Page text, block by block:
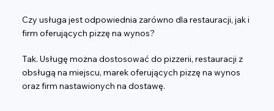
Czy usługa jest odpowiednia zarówno dla restauracji, jak i
firm oferujących pizzę na wynos?
Tak. Usługę można dostosować do pizzerii, restauracji z
obsługą na miejscu, marek oferujących pizzę na wynos
oraz firm nastawionych na dostawę.